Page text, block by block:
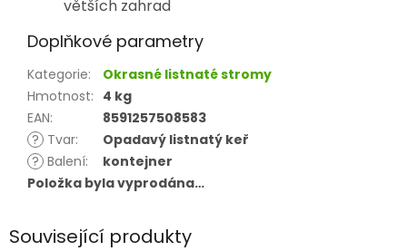
větších zahrad
Doplňkové parametry
Kategorie:
Okrasné listnaté stromy
Hmotnost: 4 kg
EAN:
8591257508583
? Tvar:
Opadavý listnatý keř
? Balení:
kontejner
Položka byla vyprodána…
Související produkty